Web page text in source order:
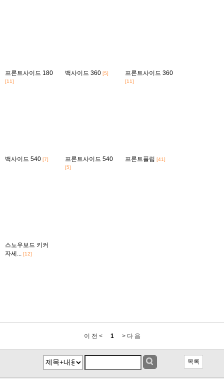
프론트사이드 180
[11]
백사이드 360 [5] 프론트사이드 360
[11]
백사이드 540 [7] 프론트사이드 540
[5]
프론트플립 [41]
스노우보드 키커
자세... [12]
이 전 < 1 > 다 음
목록